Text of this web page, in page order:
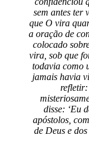
sem antes ter
que O vira
a oração de
colocado
vira, sob que
todavia como
jamais havia
refletir:
disse: ‘Eu
apóstolos,
de Deus e